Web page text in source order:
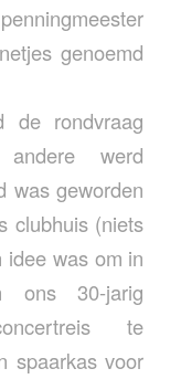
genoemd
de rondvraag
werd
was geworden
clubhuis (niets
was om in
ons 30-jarig
te
spaarkas voor